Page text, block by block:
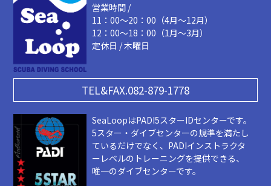
営業時間 /
11：00～20：00（4月～12月）
12：00～18：00（1月～3月）
定休日 / 木曜日
TEL&FAX.082-879-1778
SeaLoopはPADI5スターIDセンターです。
5スター・ダイブセンターの規準を満たし
ているだけでなく、PADIインストラクタ
ーレベルのトレーニングを提供できる、
唯一のダイブセンターです。